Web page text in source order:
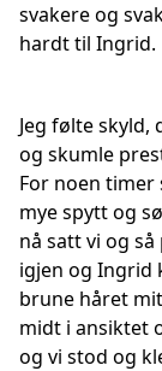
svakere og
hardt til Ingrid.
Jeg følte
og skumle
For noen
mye spytt og
nå satt vi og
igjen og Ingrid
brune håret
midt i ansiktet
og vi stod og